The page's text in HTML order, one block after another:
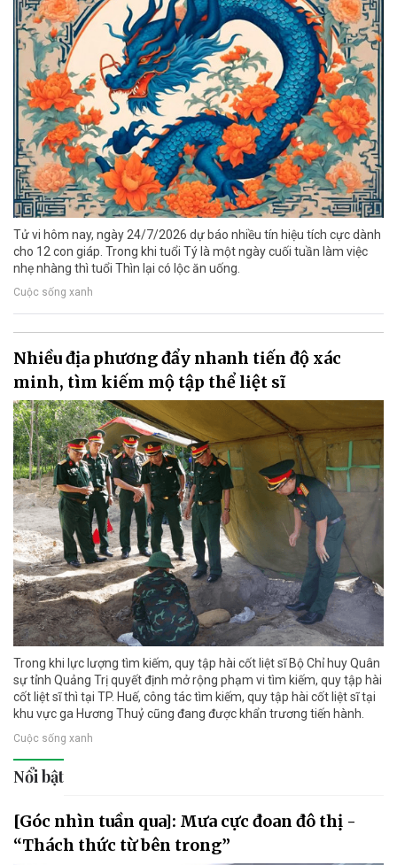
Tử vi hôm nay, ngày 24/7/2026 dự báo nhiều tín hiệu tích cực dành
cho 12 con giáp. Trong khi tuổi Tý là một ngày cuối tuần làm việc
nhẹ nhàng thì tuổi Thìn lại có lộc ăn uống.
Cuộc sống xanh
Nhiều địa phương đẩy nhanh tiến độ xác
minh, tìm kiếm mộ tập thể liệt sĩ
Trong khi lực lượng tìm kiếm, quy tập hài cốt liệt sĩ Bộ Chỉ huy Quân
sự tỉnh Quảng Trị quyết định mở rộng phạm vi tìm kiếm, quy tập hài
cốt liệt sĩ thì tại TP. Huế, công tác tìm kiếm, quy tập hài cốt liệt sĩ tại
khu vực ga Hương Thuỷ cũng đang được khẩn trương tiến hành.
Cuộc sống xanh
Nổi bật
[Góc nhìn tuần qua]: Mưa cực đoan đô thị -
“Thách thức từ bên trong”